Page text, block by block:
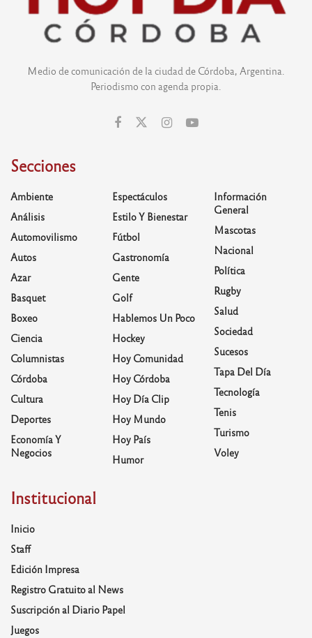
Medio de comunicación de la ciudad de Córdoba, Argentina.
Periodismo con agenda propia.
Secciones
Ambiente
Análisis
Automovilismo
Autos
Azar
Basquet
Boxeo
Ciencia
Columnistas
Córdoba
Cultura
Deportes
Economía Y
Negocios
Espectáculos
Estilo Y Bienestar
Fútbol
Gastronomía
Gente
Golf
Hablemos Un Poco
Hockey
Hoy Comunidad
Hoy Córdoba
Hoy Día Clip
Hoy Mundo
Hoy País
Humor
Información
General
Mascotas
Nacional
Política
Rugby
Salud
Sociedad
Sucesos
Tapa Del Día
Tecnología
Tenis
Turismo
Voley
Institucional
Inicio
Staff
Edición Impresa
Registro Gratuito al News
Suscripción al Diario Papel
Juegos